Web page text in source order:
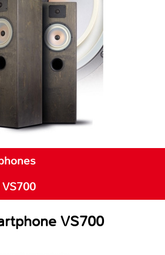
VS700